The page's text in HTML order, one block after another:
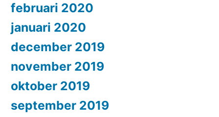
februari 2020
januari 2020
december 2019
november 2019
oktober 2019
september 2019